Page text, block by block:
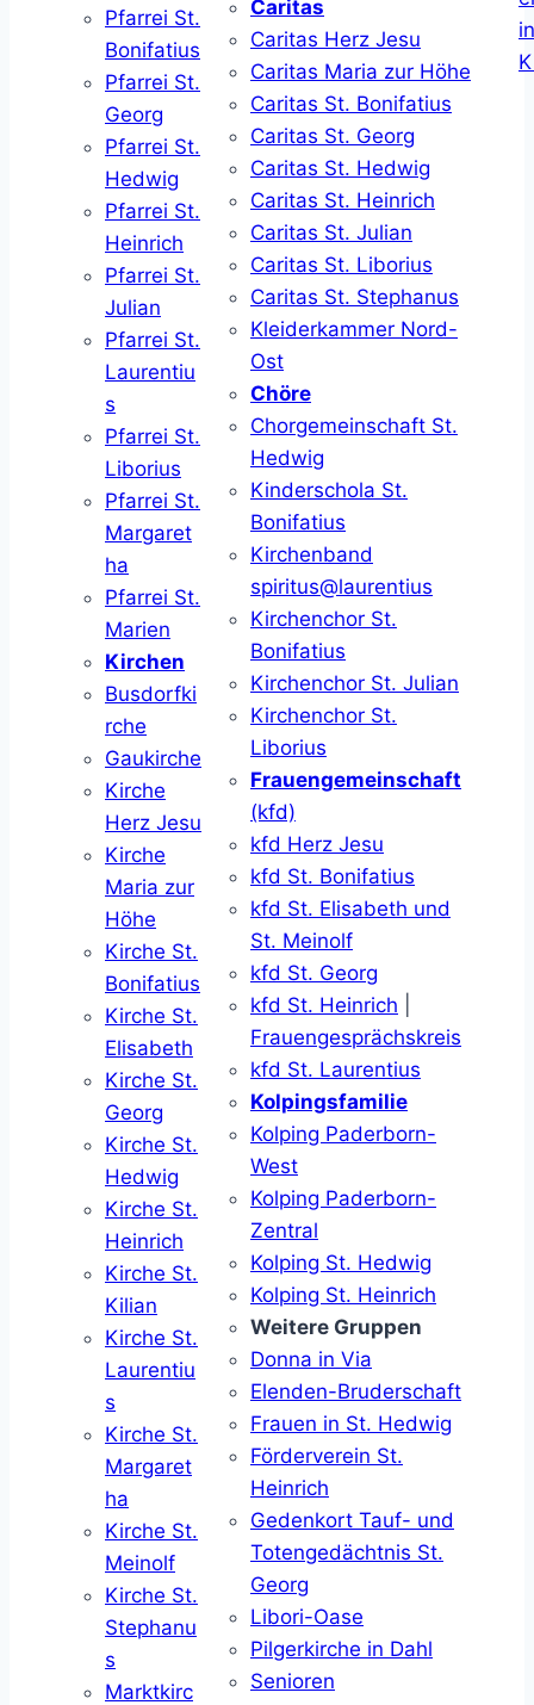
Pfarrei St.
Bonifatius
Pfarrei St.
Georg
Pfarrei St.
Hedwig
Pfarrei St.
Heinrich
Pfarrei St.
Julian
Pfarrei St.
Laurentiu
s
Pfarrei St.
Liborius
Pfarrei St.
Margaret
ha
Pfarrei St.
Marien
Kirchen
Busdorfki
rche
Gaukirche
Kirche
Herz Jesu
Kirche
Maria zur
Höhe
Kirche St.
Bonifatius
Kirche St.
Elisabeth
Kirche St.
Georg
Kirche St.
Hedwig
Kirche St.
Heinrich
Kirche St.
Kilian
Kirche St.
Laurentiu
s
Kirche St.
Margaret
ha
Kirche St.
Meinolf
Kirche St.
Stephanu
s
Marktkirc
Caritas
Caritas Herz Jesu
Caritas Maria zur Höhe
Caritas St. Bonifatius
Caritas St. Georg
Caritas St. Hedwig
Caritas St. Heinrich
Caritas St. Julian
Caritas St. Liborius
Caritas St. Stephanus
Kleiderkammer Nord-
Ost
Chöre
Chorgemeinschaft St.
Hedwig
Kinderschola St.
Bonifatius
Kirchenband
spiritus@laurentius
Kirchenchor St.
Bonifatius
Kirchenchor St. Julian
Kirchenchor St.
Liborius
Frauengemeinschaft
(kfd)
kfd Herz Jesu
kfd St. Bonifatius
kfd St. Elisabeth und
St. Meinolf
kfd St. Georg
kfd St. Heinrich
Frauengesprächskreis
kfd St. Laurentius
Kolpingsfamilie
Kolping Paderborn-
West
Kolping Paderborn-
Zentral
Kolping St. Hedwig
Kolping St. Heinrich
Weitere Gruppen
Donna in Via
Elenden-Bruderschaft
Frauen in St. Hedwig
Förderverein St.
Heinrich
Gedenkort Tauf- und
Totengedächtnis St.
Georg
Libori-Oase
Pilgerkirche in Dahl
Senioren